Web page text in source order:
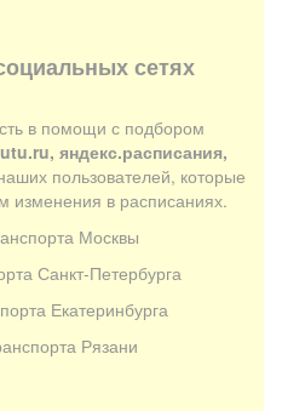
сетях
в помощи с подбором
яндекс.расписания,
пользователей, которые
изменения в расписаниях.
Москвы
Санкт-Петербурга
Екатеринбурга
Рязани